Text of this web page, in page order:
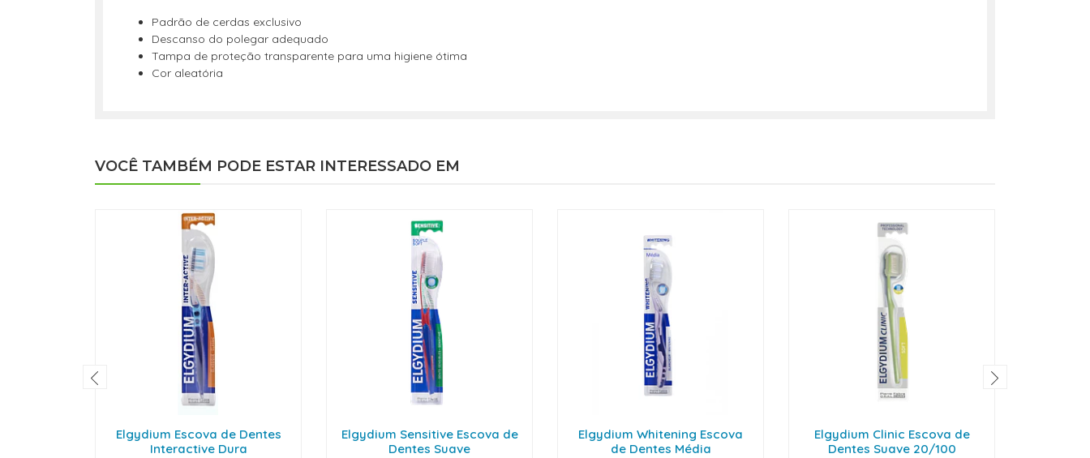
Padrão de cerdas exclusivo
Descanso do polegar adequado
Tampa de proteção transparente para uma higiene ótima
Cor aleatória
VOCÊ TAMBÉM PODE ESTAR INTERESSADO EM
Elgydium Escova de Dentes
Interactive Dura
Elgydium Sensitive Escova de
Dentes Suave
Elgydium Whitening Escova
de Dentes Média
Elgydium Clinic Escova de
Dentes Suave 20/100